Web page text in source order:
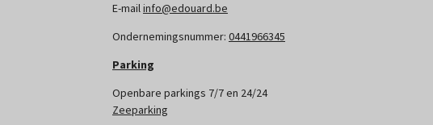
E-mailinfo@edouard.be
Ondernemingsnummer: 0441966345
Parking
Openbare parkings 7/7 en 24/24
Zeeparking